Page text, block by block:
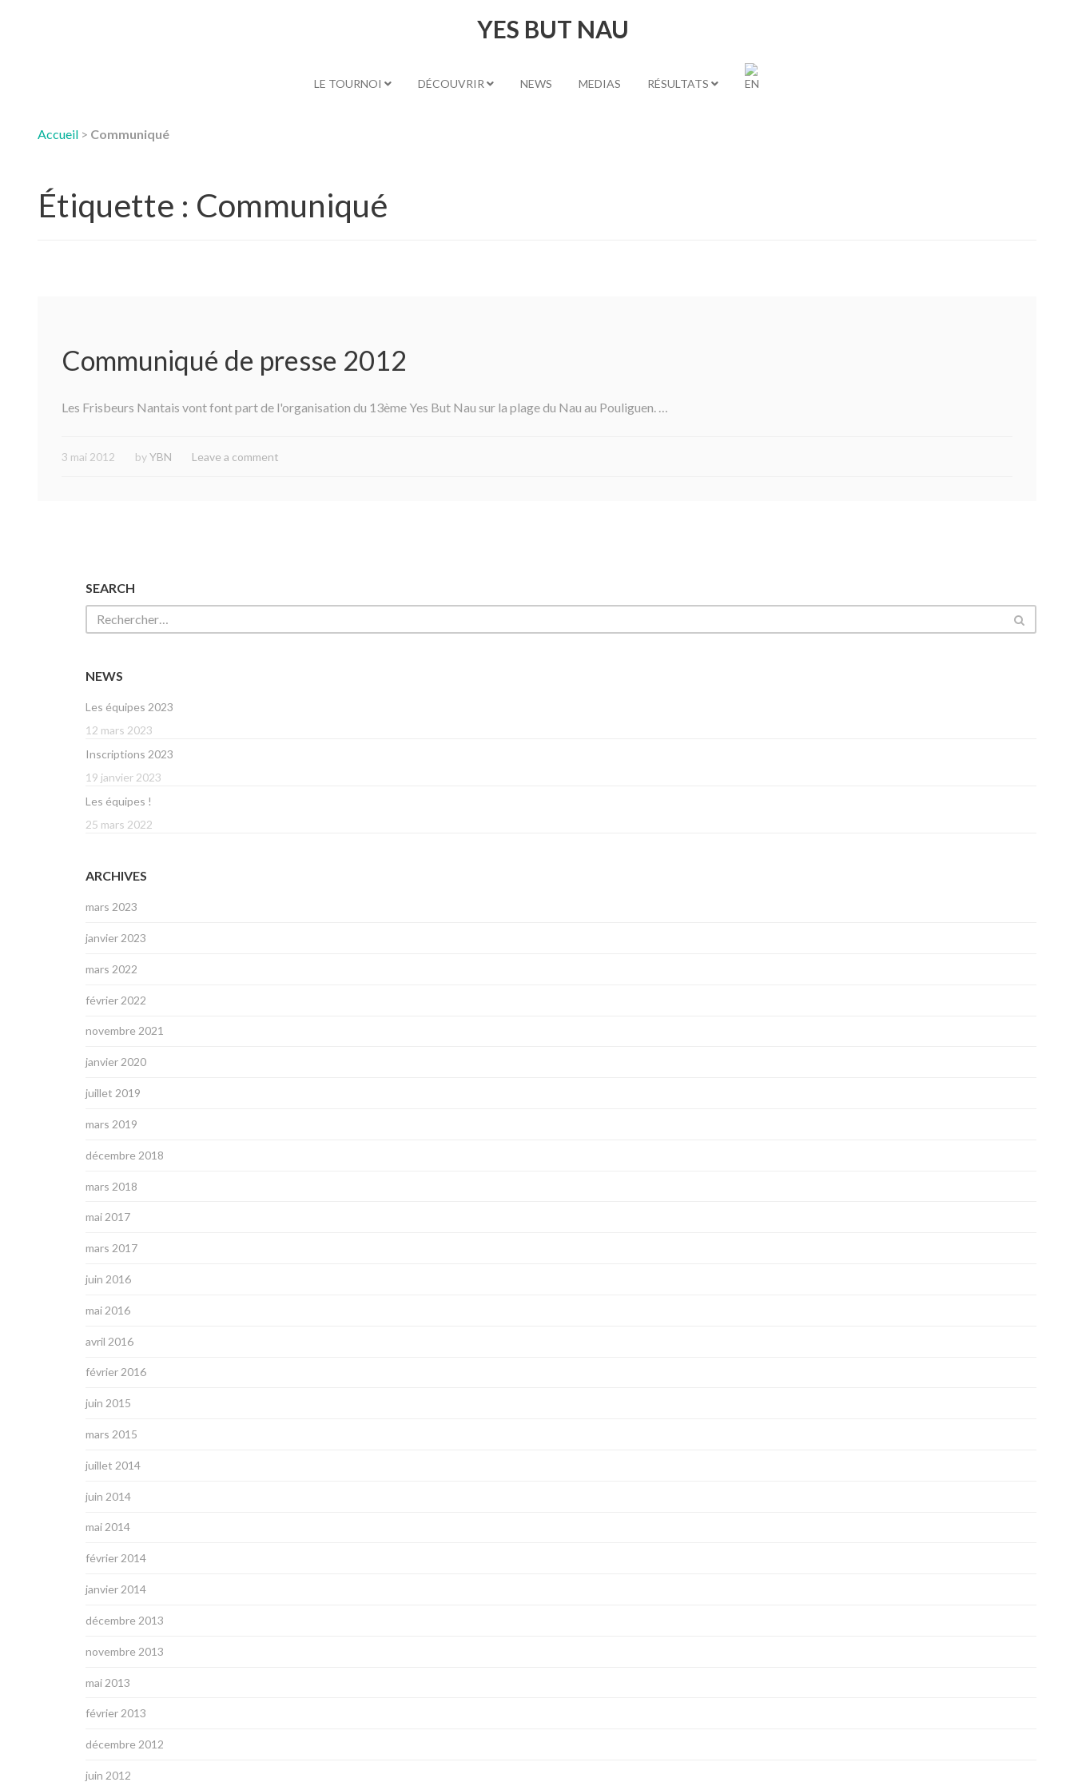
YES BUT NAU
LE TOURNOI DÉCOUVRIR NEWS MEDIAS RÉSULTATS
Accueil> Communiqué
Étiquette : Communiqué
Communiqué de presse 2012
Les Frisbeurs Nantais vont font part de l'organisation du 13ème Yes But Nau sur la plage du Nau au Pouliguen. …
3 mai 2012 byYBN Leave a comment
SEARCH
NEWS
Les équipes 2023
12 mars 2023
Inscriptions 2023
19 janvier 2023
Les équipes !
25 mars 2022
ARCHIVES
mars 2023
janvier 2023
mars 2022
février 2022
novembre 2021
janvier 2020
juillet 2019
mars 2019
décembre 2018
mars 2018
mai 2017
mars 2017
juin 2016
mai 2016
avril 2016
février 2016
juin 2015
mars 2015
juillet 2014
juin 2014
mai 2014
février 2014
janvier 2014
décembre 2013
novembre 2013
mai 2013
février 2013
décembre 2012
juin 2012